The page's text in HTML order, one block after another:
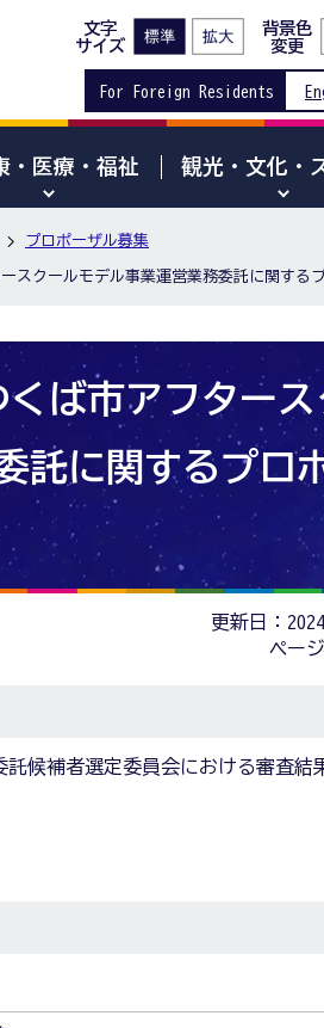
文字
サイズ
背景色
変更
For Foreign Residents
・医療・福祉 観光・文化・
プロポーザル募集
スクールモデル事業運営業務委託に関する
くば市アフタース
託に関するプロ
更新日：
ペー
候補者選定委員会における審査結